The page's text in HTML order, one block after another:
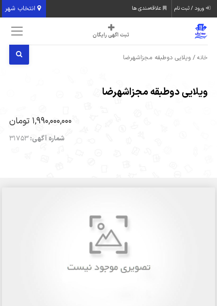
انتخاب شهر ورود / ثبت نام علاقه‌مندی ها
ثبت اگهی رایگان
خانه / ویلایی دوطبقه مجزاشهرضا
ویلایی دوطبقه مجزاشهرضا
1,990,000,000 تومان
شماره آگهی:31753